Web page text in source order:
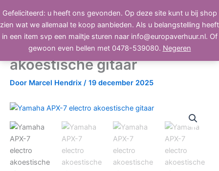
Gefeliciteerd: u heeft ons gevonden. Op deze site kunt u bij shop
zien wat we allemaal te koop aanbieden. Als u belangstelling heeft
in een item svp een mailtje sturen naar info@europaverhuur.nl. Of
gewoon even bellen met 0478-539080. Negeren
naar
de
inhoud
BEELD, GELUID, LICHT
Yamaha APX-7 electro
akoestische gitaar
Door Marcel Hendrix / 19 december 2025